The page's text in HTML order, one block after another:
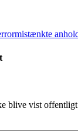
blive vist